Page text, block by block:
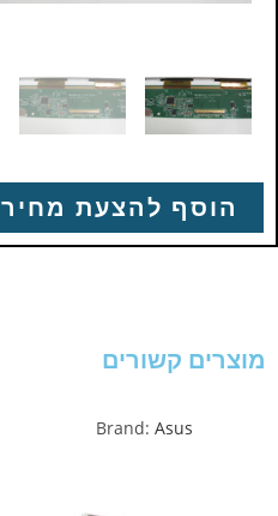
הוסף להצעת מחיר
מוצרים קשורים
Brand: Asus